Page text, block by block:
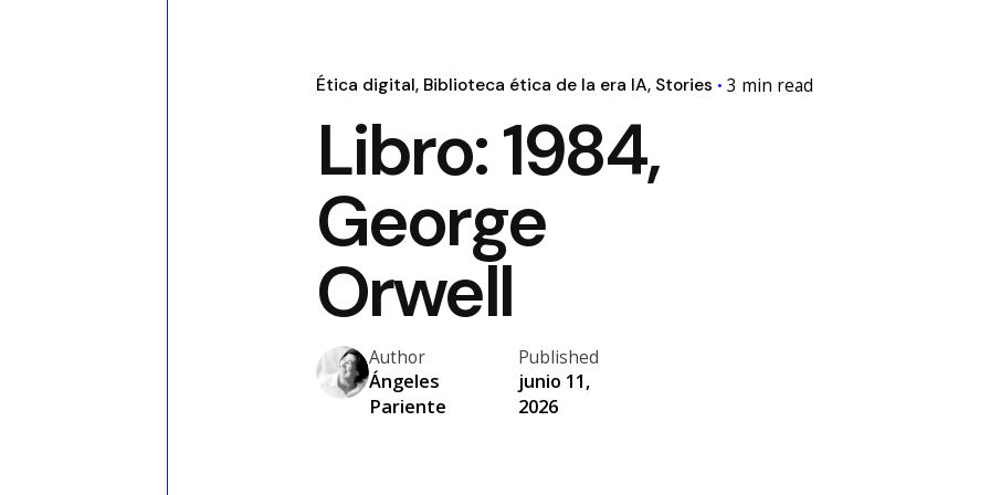
Ética digital Biblioteca ética de la era IA Stories 3 min read
Libro: 1984,
George
Orwell
Author
Ángeles
Pariente
Published
junio 11,
2026